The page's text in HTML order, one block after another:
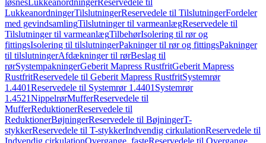
løsnesLukkeanordningerReservedele til
LukkeanordningerTilslutningerReservedele til TilslutningerFordeler
med gevindsamlingTilslutninger til varmeanlægReservedele til
Tilslutninger til varmeanlægTilbehørIsolering til rør og
fittingsIsolering til tilslutningerPakninger til rør og fittingsPakninger
til tilslutningerAfdækninger til rørBeslag til
rørSystempakningerGeberit Mapress RustfritGeberit Mapress
RustfritReservedele til Geberit Mapress RustfritSystemrør
1.4401Reservedele til Systemrør 1.4401 Systemrør
1.4521NippelrørMufferReservedele til
MufferReduktionerReservedele til
ReduktionerBøjningerReservedele til BøjningerT-
stykkerReservedele til T-stykkerIndvendig cirkulationReservedele til
Indvendig cirkulationOvergange, fasteReservedele til Overgange,